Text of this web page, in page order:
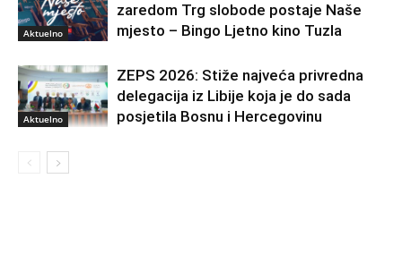
Aktuelno
zaredom Trg slobode postaje Naše
mjesto – Bingo Ljetno kino Tuzla
Aktuelno
ZEPS 2026: Stiže najveća privredna
delegacija iz Libije koja je do sada
posjetila Bosnu i Hercegovinu